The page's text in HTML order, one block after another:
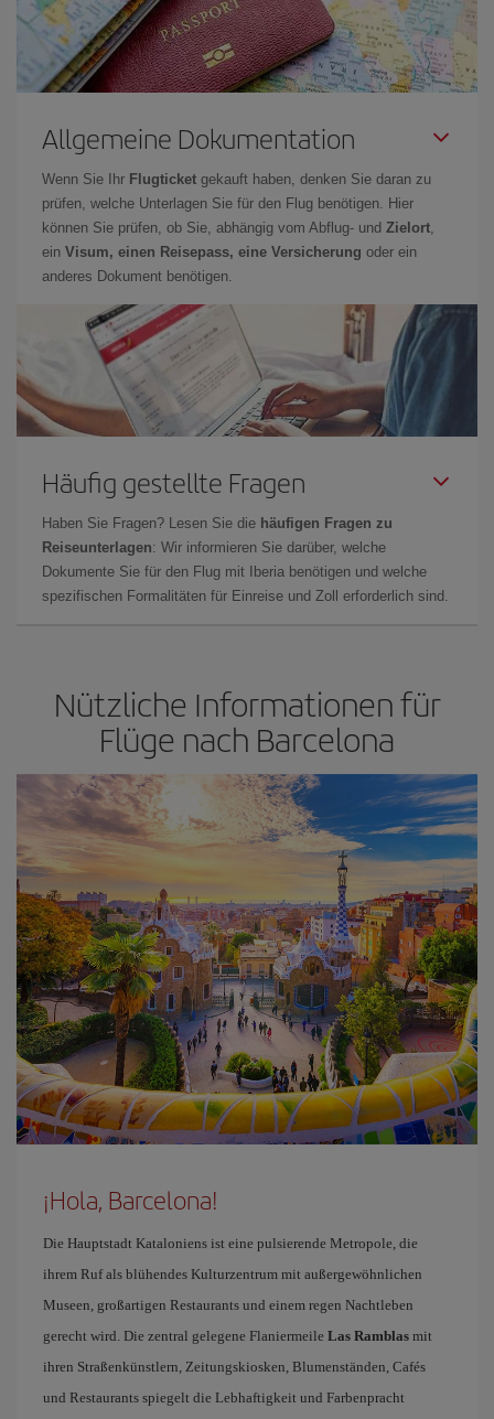
Allgemeine Dokumentation
Wenn Sie Ihr Flugticket gekauft haben, denken Sie daran zu
prüfen, welche Unterlagen Sie für den Flug benötigen. Hier
können Sie prüfen, ob Sie, abhängig vom Abflug- und Zielort,
ein Visum, einen Reisepass, eine Versicherung oder ein
anderes Dokument benötigen.
Häufig gestellte Fragen
Haben Sie Fragen? Lesen Sie die häufigen Fragen zu
Reiseunterlagen: Wir informieren Sie darüber, welche
Dokumente Sie für den Flug mit Iberia benötigen und welche
spezifischen Formalitäten für Einreise und Zoll erforderlich sind.
Nützliche Informationen für
Flüge nach Barcelona
¡Hola, Barcelona!
Die Hauptstadt Kataloniens ist eine pulsierende Metropole, die
ihrem Ruf als blühendes Kulturzentrum mit außergewöhnlichen
Museen, großartigen Restaurants und einem regen Nachtleben
gerecht wird. Die zentral gelegene Flaniermeile Las Ramblas mit
ihren Straßenkünstlern, Zeitungskiosken, Blumenständen, Cafés
und Restaurants spiegelt die Lebhaftigkeit und Farbenpracht